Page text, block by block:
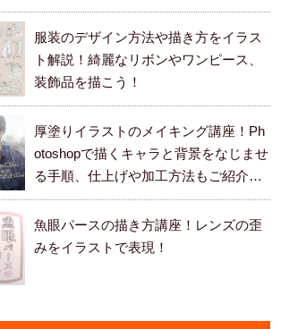
服装のデザイン方法や描き方をイラス
ト解説！綺麗なリボンやワンピース、
装飾品を描こう！
厚塗りイラストのメイキング講座！Ph
otoshopで描くキャラと背景をなじませ
る手順、仕上げや加工方法もご紹介し
ます。
魚眼パースの描き方講座！レンズの歪
みをイラストで表現！